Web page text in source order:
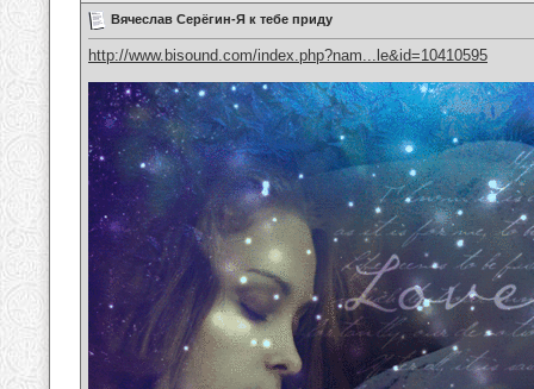
Вячеслав Серёгин-Я к тебе приду
http://www.bisound.com/index.php?nam...le&id=10410595